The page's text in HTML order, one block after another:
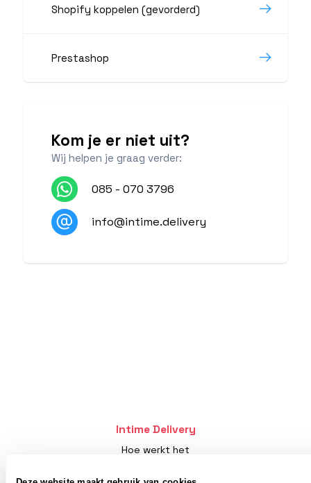
Shopify koppelen (gevorderd)
Prestashop
Kom je er niet uit?
Wij helpen je graag verder:
085 - 070 3796
info@intime.delivery
Intime Delivery
Hoe werkt het